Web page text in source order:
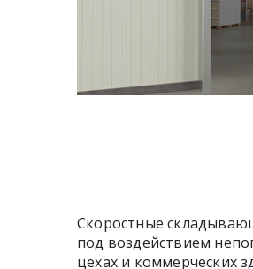
Скоростные
под воздействием
цехах и коммерческих